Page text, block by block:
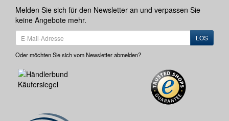
Melden Sie sich für den Newsletter an und verpassen Sie
keine Angebote mehr.
LOS
Oder möchten Sie sich vom Newsletter abmelden?